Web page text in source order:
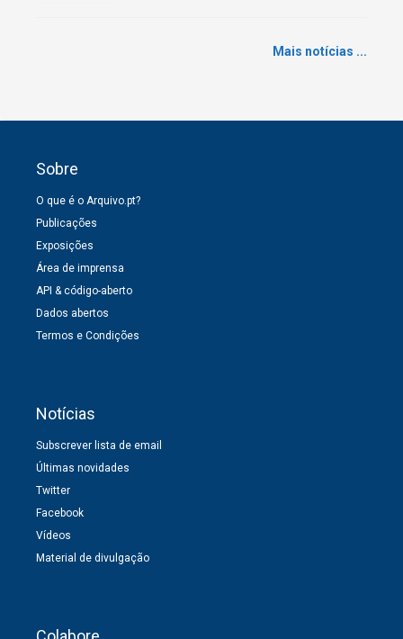
Mais notícias ...
Sobre
O que é o Arquivo.pt?
Publicações
Exposições
Área de imprensa
API & código-aberto
Dados abertos
Termos e Condições
Notícias
Subscrever lista de email
Últimas novidades
Twitter
Facebook
Vídeos
Material de divulgação